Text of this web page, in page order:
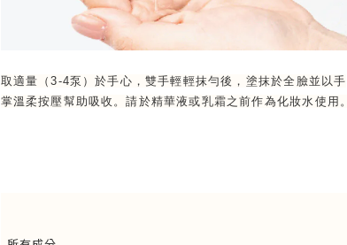
取適量（3-4泵）於手心，雙手輕輕抹勻後，塗抹於全臉並以手
掌溫柔按壓幫助吸收。請於精華液或乳霜之前作為化妝水使用。